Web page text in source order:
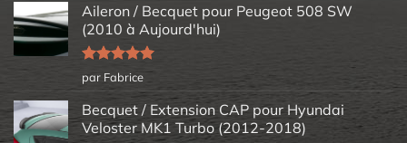
Aileron / Becquet pour Peugeot 508 SW
(2010 à Aujourd'hui)
Note5sur
5
par Fabrice
Becquet / Extension CAP pour Hyundai
Veloster MK1 Turbo (2012-2018)